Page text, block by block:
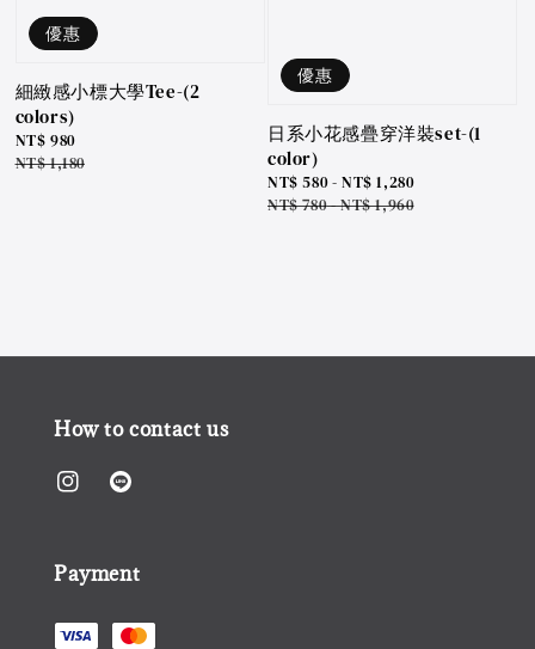
優惠
細緻感小標大學Tee-(2
colors)
Sale
price
NT$ 980
Regular
NT$ 1,180
優惠
日系小花感疊穿洋裝set-(1
color)
Sale
price
NT$ 580-NT$ 1,280
Regular
NT$ 780-NT$ 1,960
How to contact us
Payment